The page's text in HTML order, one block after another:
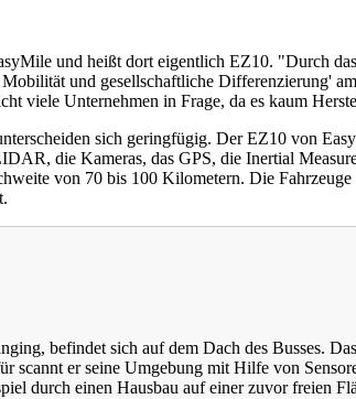
und heißt dort eigentlich EZ10. "Durch
und gesellschaftliche Differenzierung'
viele Unternehmen in Frage, da es kaum
sich geringfügig. Der EZ10 von
die Kameras, das GPS, die Inertial
von 70 bis 100 Kilometern. Die
befindet sich auf dem Dach des Busses.
scannt er seine Umgebung mit Hilfe von
durch einen Hausbau auf einer zuvor freien